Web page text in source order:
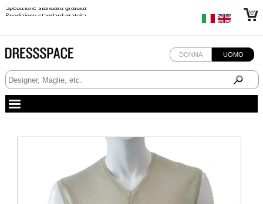
Spedizione standard gratuita
DONNA UOMO